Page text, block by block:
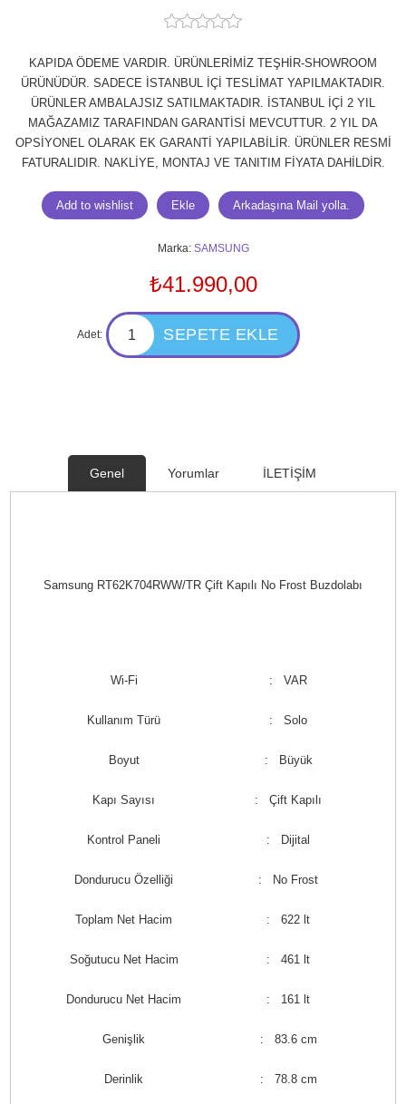
KAPIDA ÖDEME VARDIR. ÜRÜNLERİMİZ TEŞHİR-SHOWROOM
ÜRÜNÜDÜR. SADECE İSTANBUL İÇİ TESLİMAT YAPILMAKTADIR.
ÜRÜNLER AMBALAJSIZ SATILMAKTADIR. İSTANBUL İÇİ 2 YIL
MAĞAZAMIZ TARAFINDAN GARANTİSİ MEVCUTTUR. 2 YIL DA
OPSİYONEL OLARAK EK GARANTİ YAPILABİLİR. ÜRÜNLER RESMİ
FATURALIDIR. NAKLİYE, MONTAJ VE TANITIM FİYATA DAHİLDİR.
Marka: SAMSUNG
₺41.990,00
Adet:
Genel Yorumlar İLETİŞİM
Samsung RT62K704RWW/TR Çift Kapılı No Frost Buzdolabı
Wi-Fi : VAR
Kullanım Türü : Solo
Boyut : Büyük
Kapı Sayısı : Çift Kapılı
Kontrol Paneli : Dijital
Dondurucu Özelliği : No Frost
Toplam Net Hacim : 622 lt
Soğutucu Net Hacim : 461 lt
Dondurucu Net Hacim : 161 lt
Genişlik : 83.6 cm
Derinlik : 78.8 cm